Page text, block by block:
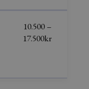
10.500 –
17.500kr